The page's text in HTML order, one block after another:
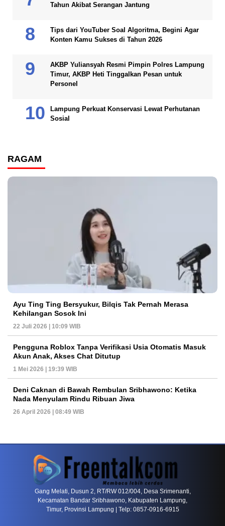
Tahun Akibat Serangan Jantung
Tips dari YouTuber Soal Algoritma, Begini Agar
Konten Kamu Sukses di Tahun 2026
AKBP Yuliansyah Resmi Pimpin Polres Lampung
Timur, AKBP Heti Tinggalkan Pesan untuk
Personel
Lampung Perkuat Konservasi Lewat Perhutanan
Sosial
RAGAM
Ayu Ting Ting Bersyukur, Bilqis Tak Pernah Merasa
Kehilangan Sosok Ini
22 Juli 2026 | 10:09 WIB
Pengguna Roblox Tanpa Verifikasi Usia Otomatis Masuk
Akun Anak, Akses Chat Ditutup
1 Mei 2026 | 19:39 WIB
Deni Caknan di Bawah Rembulan Sribhawono: Ketika
Nada Menyulam Rindu Ribuan Jiwa
26 April 2026 | 08:49 WIB
PETIR800 LOGIN Komunitas Game Mulai Melirik Platform
Gang Melati, Dusun 2, RT/RW 012/004, Desa Srimenanti,
Kecamatan Bandar Sribhawono, Kabupaten Lampung,
Timur, Provinsi Lampung | Telp: 0857-0916-6915